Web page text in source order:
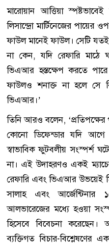
মারোয়ান আত্তিয়া
লিসান্দ্রো মার্টিনেজের
ফাউল মানেই ফাউল। সেটি
না কেন, যদি রেফারি মাঠে
ভিএআর হস্তক্ষেপ করতে
ফাউলও শনাক্ত না হলে সে
ভিএআর।’
তিনি আরও বলেন, ‘প্রতিপক্ষের
কোনো ডিফেন্ডার যদি
স্বাভাবিক ফুটবলীয় সংস্পর্শ
না। এই উদাহরণও একই
রেফারি এবং ভিএআর উভয়েই
সালাহ এবং
আলভারেজের মধ্যে হওয়া
হিসেবে বিবেচনা করেছেন।
ব্যক্তিগত বিচার-